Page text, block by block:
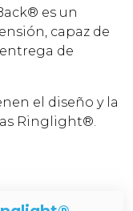
es un
capaz de
de
el diseño y la
Ringlight®.